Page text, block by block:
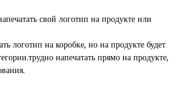
свой логотип на продукте или
логотип на коробке, но на продукте будет
напечатать прямо на продукте,